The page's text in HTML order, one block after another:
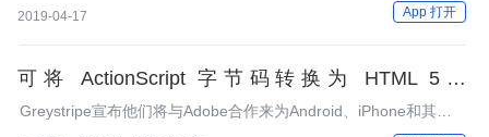
2019-04-17 App 打开
可将 ActionScript 字节码转换为 HTML 5 的
Greystripe：Flash 广告有望出现在 iPhone/iPad 上
Greystripe宣布他们将与Adobe合作来为Android、iPhone和其他